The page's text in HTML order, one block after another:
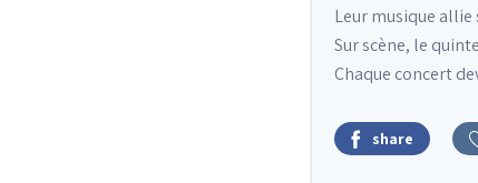
Leur musique
Sur scène, le
Chaque concert
share